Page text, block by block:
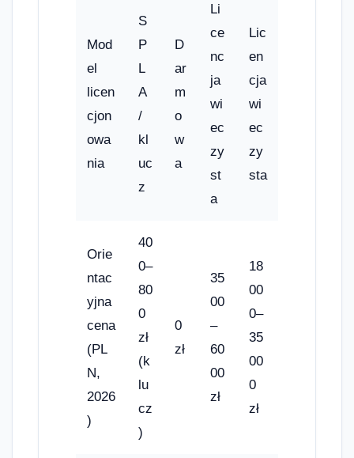
Mod
el
licen
cjon
owa
nia
S
P
L
A
/
kl
uc
z
D
ar
m
o
w
a
Li
ce
nc
ja
wi
ec
zy
st
a
Lic
en
cja
wi
ec
zy
sta
Orie
ntac
yjna
cena
(PL
N,
2026
)
40
0–
80
0
zł
(k
lu
cz
)
0
zł
35
00
–
60
00
zł
18
00
0–
35
00
0
zł